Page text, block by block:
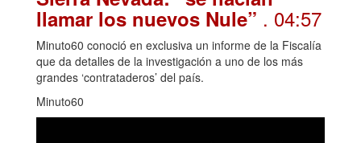
llamar los nuevos Nule” . 04:57
Minuto60 conoció en exclusiva un informe de la Fiscalía
que da detalles de la investigación a uno de los más
grandes ‘contrataderos’ del país.
Minuto60